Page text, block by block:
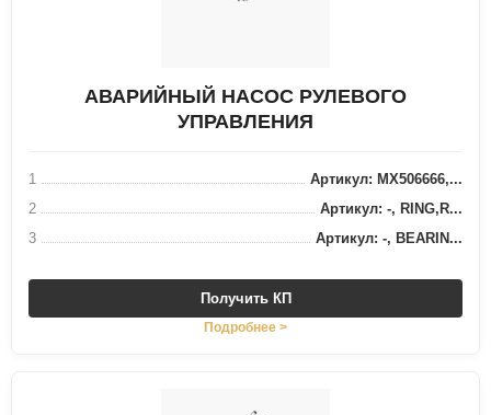
АВАРИЙНЫЙ НАСОС РУЛЕВОГО
УПРАВЛЕНИЯ
1
Артикул: MX506666,...
2
Артикул: -, RING,R...
3
Артикул: -, BEARIN...
Получить КП
Подробнее >